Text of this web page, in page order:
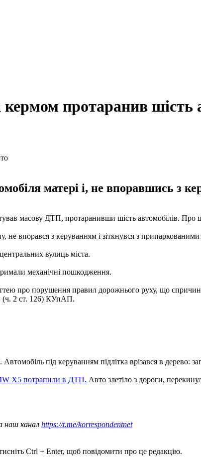
протаранив шість
матері і, не впоравшись з
масову ДТП, протаранивши шість автомобілів. Про
не впорався з керуванням і зіткнувся з припаркованими
вулиць міста.
механічні пошкодження.
про порушення правил дорожнього руху, що
(ч. 2 ст. 126) КУпАП.
під керуванням підлітка врізався в дерево:
X5 потрапили в ДТП. Авто злетіло з дороги,
наш канал https://t.me/korrespondentnet
Ctrl + Enter, щоб повідомити про це редакцію.